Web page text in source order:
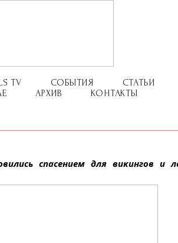
TV СОБЫТИЯ СТАТЬИ
АРХИВ КОНТАКТЫ
спасением для викингов и